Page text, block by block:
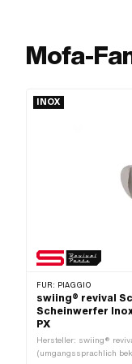
Mofa-
INOX
FÜR: PIAGGIO
swiing® revival
Scheinwerfer
PX
Hersteller: swiing®
(umgangssprachlich